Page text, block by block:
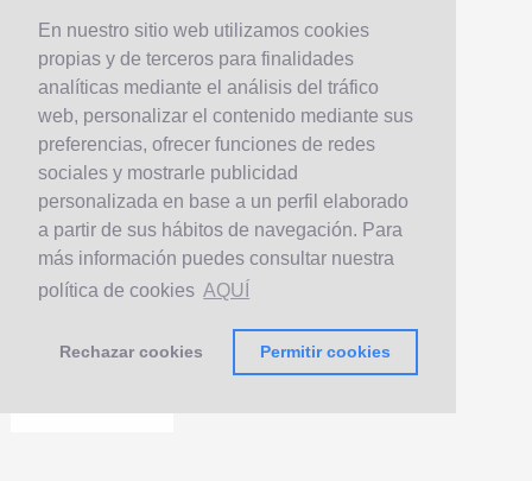
En nuestro sitio web utilizamos cookies
propias y de terceros para finalidades
analíticas mediante el análisis del tráfico
web, personalizar el contenido mediante sus
preferencias, ofrecer funciones de redes
sociales y mostrarle publicidad
personalizada en base a un perfil elaborado
a partir de sus hábitos de navegación. Para
más información puedes consultar nuestra
política de cookies AQUÍ
Rechazar cookies Permitir cookies